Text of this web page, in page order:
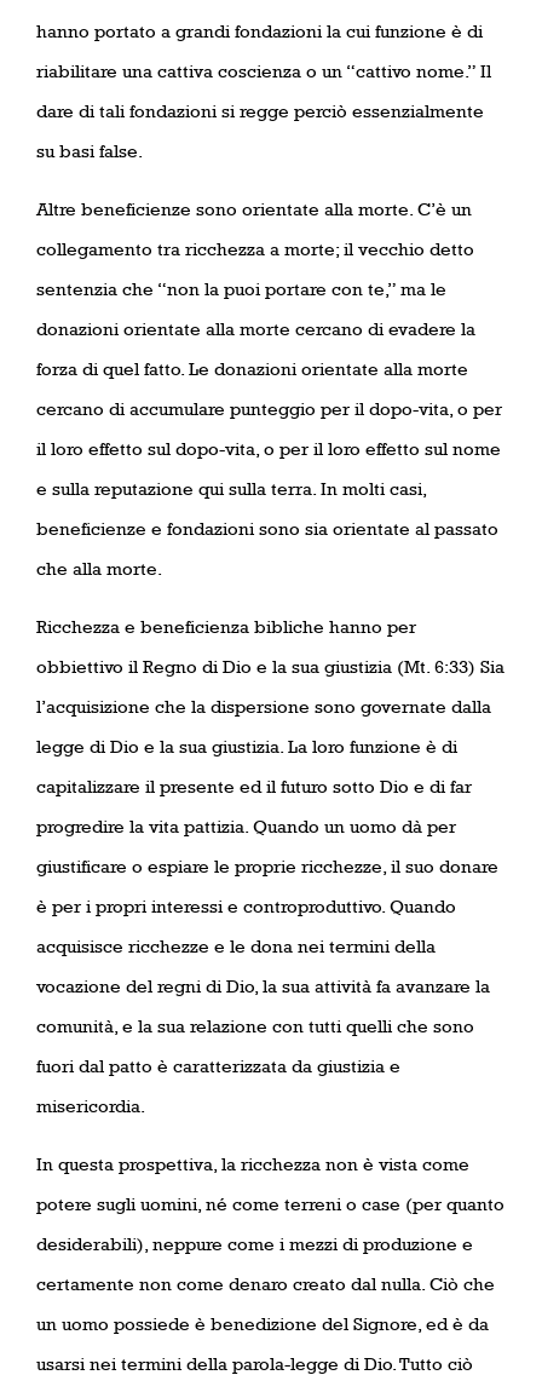
hanno portato a grandi fondazioni la cui funzione è di
riabilitare una cattiva coscienza o un “cattivo nome.” Il
dare di tali fondazioni si regge perciò essenzialmente
su basi false.
Altre beneficienze sono orientate alla morte. C’è un
collegamento tra ricchezza a morte; il vecchio detto
sentenzia che “non la puoi portare con te,” ma le
donazioni orientate alla morte cercano di evadere la
forza di quel fatto. Le donazioni orientate alla morte
cercano di accumulare punteggio per il dopo-vita, o per
il loro effetto sul dopo-vita, o per il loro effetto sul nome
e sulla reputazione qui sulla terra. In molti casi,
beneficienze e fondazioni sono sia orientate al passato
che alla morte.
Ricchezza e beneficienza bibliche hanno per
obbiettivo il Regno di Dio e la sua giustizia (Mt. 6:33) Sia
l’acquisizione che la dispersione sono governate dalla
legge di Dio e la sua giustizia. La loro funzione è di
capitalizzare il presente ed il futuro sotto Dio e di far
progredire la vita pattizia. Quando un uomo dà per
giustificare o espiare le proprie ricchezze, il suo donare
è per i propri interessi e controproduttivo. Quando
acquisisce ricchezze e le dona nei termini della
vocazione del regni di Dio, la sua attività fa avanzare la
comunità, e la sua relazione con tutti quelli che sono
fuori dal patto è caratterizzata da giustizia e
misericordia.
In questa prospettiva, la ricchezza non è vista come
potere sugli uomini, né come terreni o case (per quanto
desiderabili), neppure come i mezzi di produzione e
certamente non come denaro creato dal nulla. Ciò che
un uomo possiede è benedizione del Signore, ed è da
usarsi nei termini della parola-legge di Dio. Tutto ciò